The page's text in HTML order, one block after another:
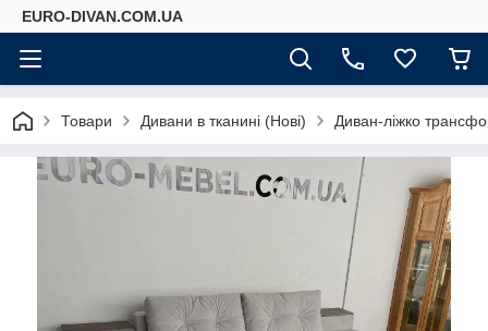
EURO-DIVAN.COM.UA
Товари Дивани в тканині (Нові) Диван-ліжко